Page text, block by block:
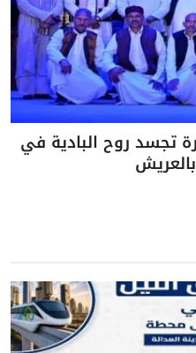
تجسد روح البادية في